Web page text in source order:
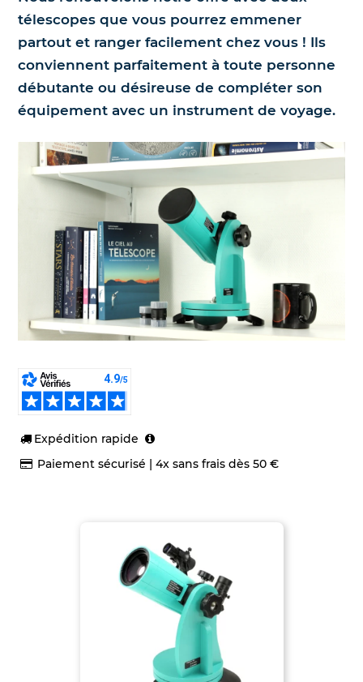
télescopes que vous pourrez emmener
partout et ranger facilement chez vous ! Ils
conviennent parfaitement à toute personne
débutante ou désireuse de compléter son
équipement avec un instrument de voyage.
Expédition rapide
Paiement sécurisé | 4x sans frais dès 50 €